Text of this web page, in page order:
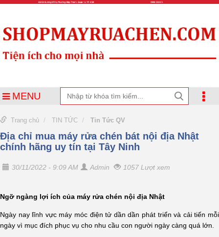
MENU
Trang chủ TIN TỨC Tin Tức QV
Địa chỉ mua máy rửa chén bát nội địa Nhật
chính hãng uy tín tại Tây Ninh
30/11/2022 - 9:09 AM Admin 1057 Lượt xem
Ngỡ ngàng lợi ích của máy rửa chén nội địa Nhật
Ngày nay lĩnh vực máy móc điện tử dần dần phát triển và cải tiến mỗi
ngày vì mục đích phục vụ cho nhu cầu con người ngày càng quá lớn.